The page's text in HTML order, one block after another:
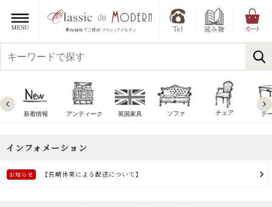
新着情報 アンティーク 英国家具 ソファ チェア テ